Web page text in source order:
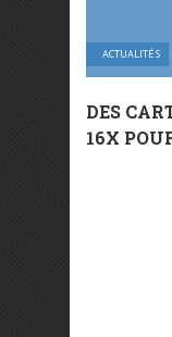
ACTUALITÉS
DES
16X